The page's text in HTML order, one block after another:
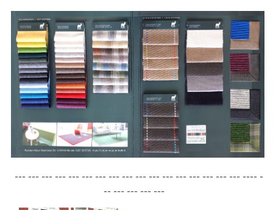
--- --- --- --- --- --- --- --- --- --- --- --- --- --- --- --- --- ---- -
-- --- --- --- ---